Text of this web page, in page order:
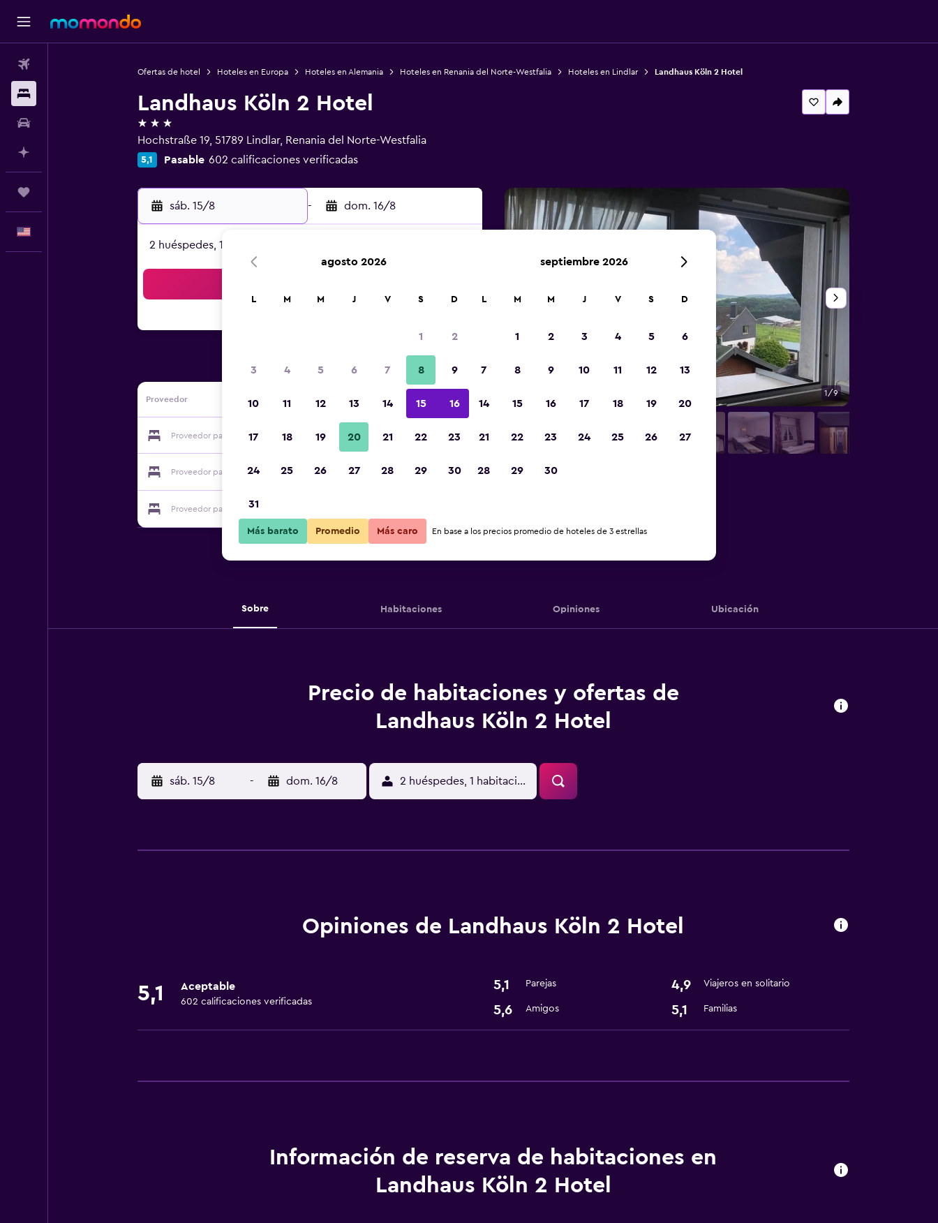
Ofertas de hotel Hoteles en Europa Hoteles en Alemania Hoteles en Renania del Norte-Westfalia Hoteles en Lindlar Landhaus Köln 2 Hotel
Landhaus Köln 2 Hotel
3 estrellas
Hochstraße 19, 51789 Lindlar, Renania del Norte-Westfalia
5,1 Pasable 602 calificaciones verificadas
sáb. 15/8 - dom. 16/8
2 huéspedes, 1 habitación
Proveedor
Proveedor para Landhaus Köln 2 Hotel Ver precios
Proveedor para Landhaus Köln 2 Hotel Ver precios
Proveedor para Landhaus Köln 2 Hotel
1/9
Fotos
Sobre Habitaciones Opiniones Ubicación
Precio de habitaciones y ofertas de
Landhaus Köln 2 Hotel
sáb. 15/8 - dom. 16/8 2 huéspedes, 1 habitación
Opiniones de Landhaus Köln 2 Hotel
5,1 Aceptable
602 calificaciones verificadas
5,1 Parejas 4,9 Viajeros en solitario
5,6 Amigos 5,1 Familias
Información de reserva de habitaciones en
Landhaus Köln 2 Hotel
agosto 2026
L M M J V S D
1 2
3 4 5 6 7 8 9
10 11 12 13 14 15 16
17 18 19 20 21 22 23
24 25 26 27 28 29 30
31
septiembre 2026
L M M J V S D
1 2 3 4 5 6
7 8 9 10 11 12 13
14 15 16 17 18 19 20
21 22 23 24 25 26 27
28 29 30
Más barato Promedio Más caro En base a los precios promedio de hoteles de 3 estrellas